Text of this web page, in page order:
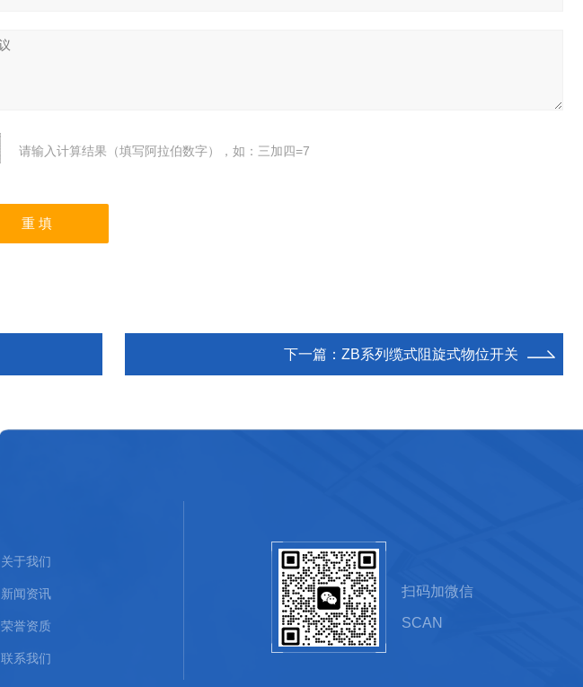
请输入计算结果（填写阿拉伯数字），如：三加四=7
下一篇： ZB系列缆式阻旋式物位开关
关于我们
新闻资讯
荣誉资质
联系我们
扫码加微信
SCAN